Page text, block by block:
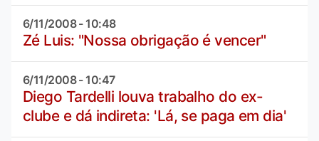
6/11/2008 - 10:48
Zé Luis: "Nossa obrigação é vencer"
6/11/2008 - 10:47
Diego Tardelli louva trabalho do ex-
clube e dá indireta: 'Lá, se paga em dia'